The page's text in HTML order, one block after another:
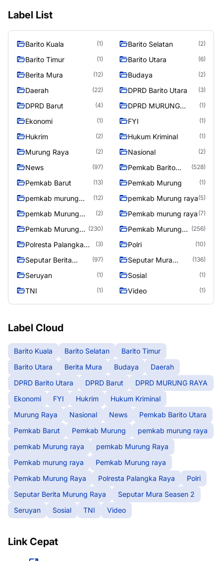
Label List
Barito Kuala (1) Barito Selatan (2)
Barito Timur (1) Barito Utara (6)
Berita Mura (12) Budaya (2)
Daerah (22) DPRD Barito Utara (3)
DPRD Barut (4)
DPRD MURUNG
(1)
Ekonomi (1) FYI (1)
Hukrim (2) Hukum Kriminal (1)
Murung Raya (2) Nasional (2)
News (97)
Pemkab Barito
(528)
Pemkab Barut (13) Pemkab Murung (1)
pemkab murung
(12) pemkab Murung raya(5)
pemkab Murung
(2) Pemkab murung raya (7)
Pemkab Murung
(230)
Pemkab Murung
(256)
Polresta Palangka
(3) Polri (10)
Seputar Berita
(97)
Seputar Mura
(136)
Seruyan (1) Sosial (1)
TNI (1) Video (1)
Label Cloud
Barito Kuala Barito Selatan
Barito Timur
Barito Utara
Berita Mura Budaya
Daerah
DPRD Barito Utara
DPRD Barut
DPRD MURUNG RAYA
Ekonomi
FYI Hukrim
Hukum Kriminal
Murung Raya
Nasional News
Pemkab Barito Utara
Pemkab Barut
Pemkab Murung
pemkab murung raya
pemkab Murung raya
pemkab Murung Raya
Pemkab murung raya
Pemkab Murung raya
Pemkab Murung Raya
Polresta Palangka Raya
Polri
Seputar Berita Murung Raya
Seputar Mura Seasen 2
Seruyan
Sosial TNI Video
Link Cepat